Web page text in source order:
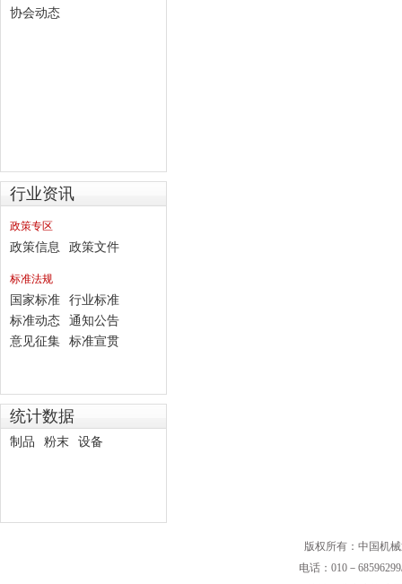
协会动态
行业资讯
政策专区
政策信息 政策文件
标准法规
国家标准
行业标准
标准动态
通知公告
意见征集
标准宣贯
统计数据
制品 粉末 设备
版权所有：中国机
电话：010－